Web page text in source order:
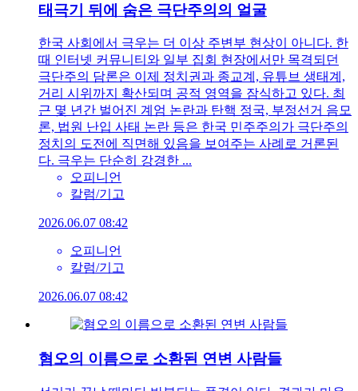
태극기 뒤에 숨은 극단주의의 얼굴
한국 사회에서 극우는 더 이상 주변부 현상이 아니다. 한
때 인터넷 커뮤니티와 일부 집회 현장에서만 목격되던
극단주의 담론은 이제 정치권과 종교계, 유튜브 생태계,
거리 시위까지 확산되며 공적 영역을 잠식하고 있다. 최
근 몇 년간 벌어진 계엄 논란과 탄핵 정국, 부정선거 음모
론, 법원 난입 사태 논란 등은 한국 민주주의가 극단주의
정치의 도전에 직면해 있음을 보여주는 사례로 거론된
다. 극우는 단순히 강경한 ...
오피니언
칼럼/기고
2026.06.07 08:42
오피니언
칼럼/기고
2026.06.07 08:42
혐오의 이름으로 소환된 연변 사람들